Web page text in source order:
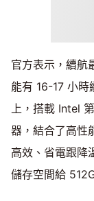
官方表示，續航
能有 16-17 小時
上，搭載 Intel
器，結合了高性
高效、省電跟降
儲存空間給